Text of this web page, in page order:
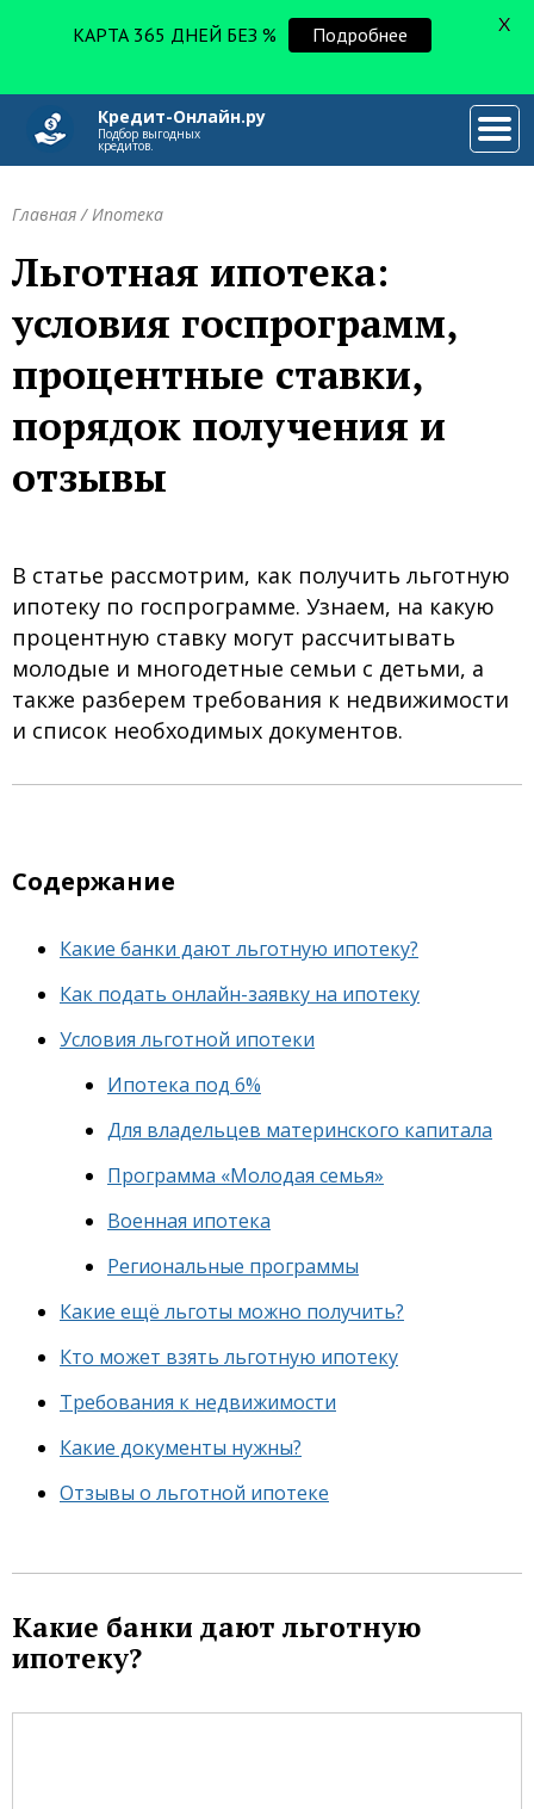
Кредит-Онлайн.ру
Подбор выгодных
кредитов.
###
Главная/Ипотека
Льготная ипотека:
условия госпрограмм,
процентные ставки,
порядок получения и
отзывы
В статье рассмотрим, как получить льготную
ипотеку по госпрограмме. Узнаем, на какую
процентную ставку могут рассчитывать
молодые и многодетные семьи с детьми, а
также разберем требования к недвижимости
и список необходимых документов.
Содержание
Какие банки дают льготную ипотеку?
Как подать онлайн-заявку на ипотеку
Условия льготной ипотеки
Ипотека под 6%
Для владельцев материнского капитала
Программа «Молодая семья»
Военная ипотека
Региональные программы
Какие ещё льготы можно получить?
Кто может взять льготную ипотеку
Требования к недвижимости
Какие документы нужны?
Отзывы о льготной ипотеке
Какие банки дают льготную
ипотеку?
КАРТА 365 ДНЕЙ БЕЗ % Подробнее X